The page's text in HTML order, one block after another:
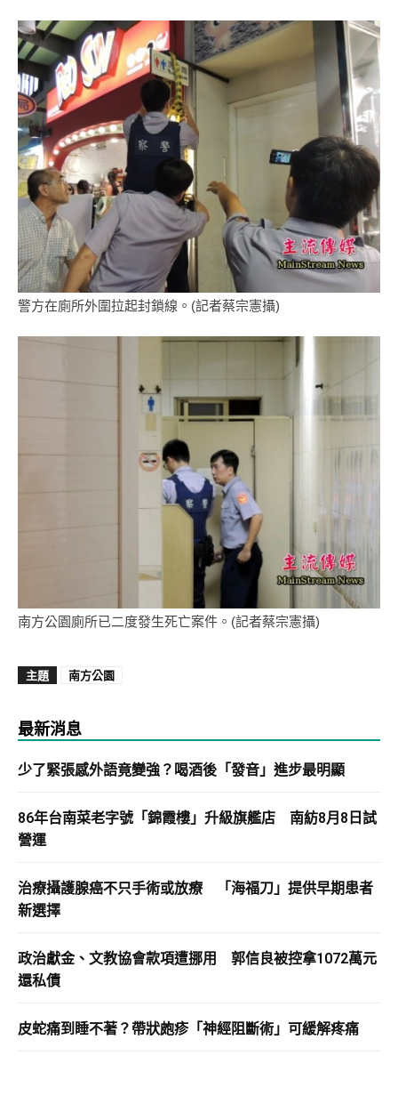
警方在廁所外圍拉起封鎖線。(記者蔡宗憲攝)
南方公園廁所已二度發生死亡案件。(記者蔡宗憲攝)
主題 南方公園
最新消息
少了緊張感外語竟變強？喝酒後「發音」進步最明顯
86年台南菜老字號「錦霞樓」升級旗艦店 南紡8月8日試
營運
治療攝護腺癌不只手術或放療 「海福刀」提供早期患者
新選擇
政治獻金、文教協會款項遭挪用 郭信良被控拿1072萬元
還私債
皮蛇痛到睡不著？帶狀皰疹「神經阻斷術」可緩解疼痛